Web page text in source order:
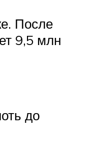
После
9,5 млн
до